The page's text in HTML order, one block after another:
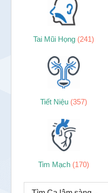
Tai Mũi Họng (241)
Tiết Niệu (357)
Tim Mạch (170)